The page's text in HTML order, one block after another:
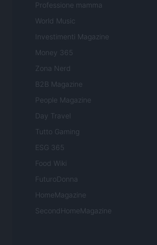
Professione mamma
World Music
Investimenti Magazine
Money 365
Zona Nerd
B2B Magazine
People Magazine
Day Travel
Tutto Gaming
ESG 365
Food Wiki
FuturoDonna
HomeMagazine
SecondHomeMagazine